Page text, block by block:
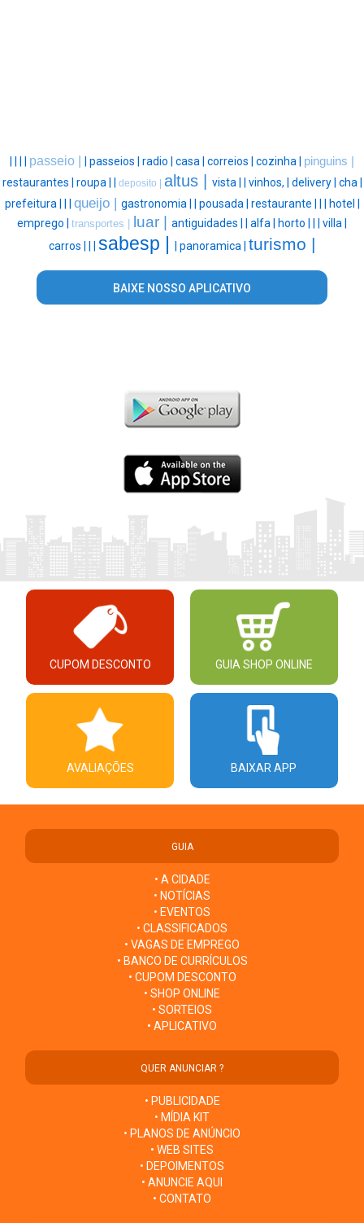
| | | | passeio | | passeios | radio | casa | correios | cozinha | pinguins |
restaurantes | roupa | | deposito | altus | vista | | vinhos, | delivery | cha |
prefeitura | | | queijo | gastronomia | | pousada | restaurante | | | hotel |
emprego | transportes | luar | antiguidades | | alfa | horto | | | villa |
carros | | | sabesp | | panoramica | turismo |
BAIXE NOSSO APLICATIVO
CUPOM DESCONTO GUIA SHOP ONLINE
AVALIAÇÕES BAIXAR APP
GUIA
• A CIDADE
• NOTÍCIAS
• EVENTOS
• CLASSIFICADOS
• VAGAS DE EMPREGO
• BANCO DE CURRÍCULOS
• CUPOM DESCONTO
• SHOP ONLINE
• SORTEIOS
• APLICATIVO
QUER ANUNCIAR ?
• PUBLICIDADE
• MÍDIA KIT
• PLANOS DE ANÚNCIO
• WEB SITES
• DEPOIMENTOS
• ANUNCIE AQUI
• CONTATO